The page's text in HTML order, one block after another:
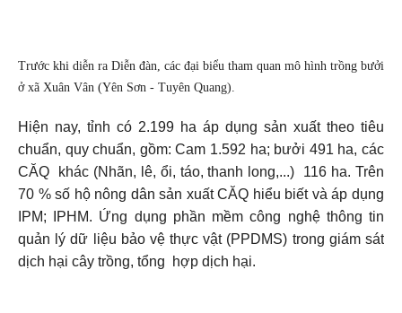
Trước khi diễn ra Diễn đàn, các đại biểu tham quan mô hình trồng bưởi
ở xã Xuân Vân (Yên Sơn - Tuyên Quang).
Hiện nay, tỉnh có 2.199 ha áp dụng sản xuất theo tiêu
chuẩn, quy chuẩn, gồm: Cam 1.592 ha; bưởi 491 ha, các
CĂQ khác (Nhãn, lê, ổi, táo, thanh long,...) 116 ha. Trên
70 % số hộ nông dân sản xuất CĂQ hiểu biết và áp dụng
IPM; IPHM. Ứng dụng phần mềm công nghệ thông tin
quản lý dữ liệu bảo vệ thực vật (PPDMS) trong giám sát
dịch hại cây trồng, tổng hợp dịch hại.